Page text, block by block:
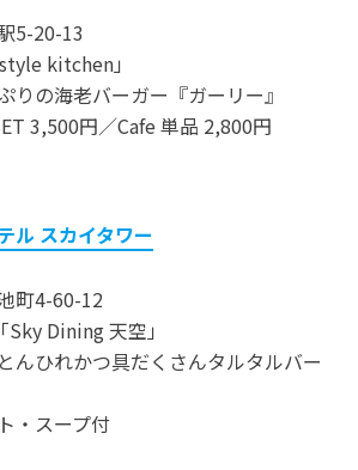
5-20-13
kitchen」
りの海老バーガー『ガーリー』
3,500円／Cafe 単品 2,800円
ル スカイタワー
町4-60-12
Sky Dining 天空」
んひれかつ具だくさんタルタルバー
・スープ付